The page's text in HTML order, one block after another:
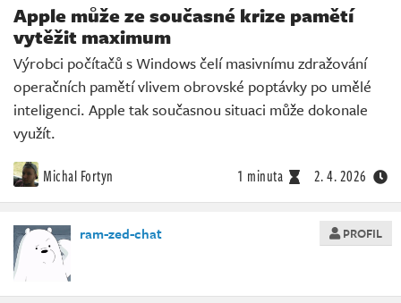
Apple může ze současné krize pamětí
vytěžit maximum
Výrobci počítačů s Windows čelí masivnímu zdražování
operačních pamětí vlivem obrovské poptávky po umělé
inteligenci. Apple tak současnou situaci může dokonale
využít.
Michal Fortyn 1 minuta 2. 4. 2026
ram-zed-chat PROFIL